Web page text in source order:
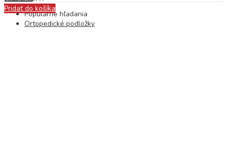
Populárne hľadania
Ortopedické podložky
Pridať do košíka